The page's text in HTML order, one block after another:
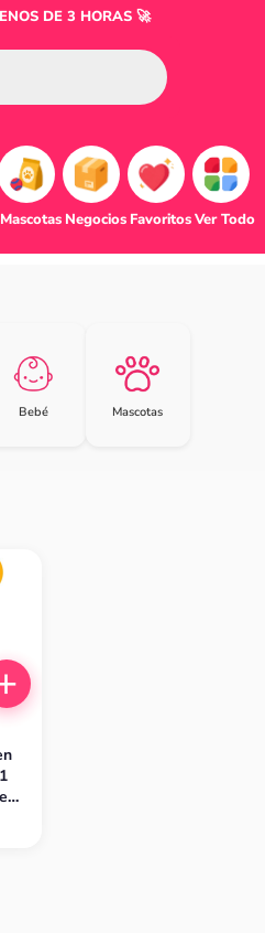
DE 3 HORAS 🚀
Mascotas Negocios FavoritosVer Todo
Bebé Mascotas